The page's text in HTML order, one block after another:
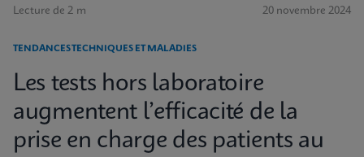
Lecture de 2 m 20 novembre 2024
TENDANCES TECHNIQUES ET MALADIES
Les tests hors laboratoire
augmentent l’efficacité de la
prise en charge des patients au